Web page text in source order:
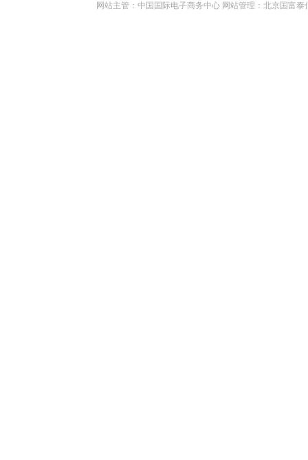
网站主管：中国国际电子商务中心 网站管理：北京国富